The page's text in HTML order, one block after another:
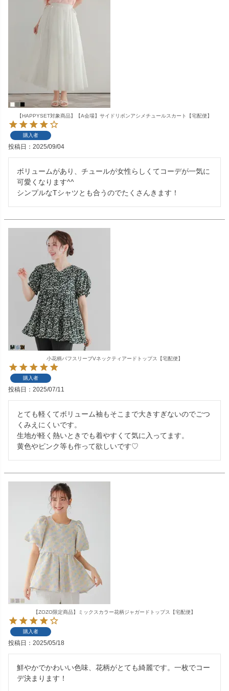
【HAPPYSET対象商品】【A会場】サイドリボンアシメチュールスカート【宅配便】
購入者
投稿日 2025/09/04
ボリュームがあり、チュールが女性らしくてコーデが一気に
可愛くなります^^
シンプルなTシャツとも合うのでたくさんきます！
小花柄パフスリーブVネックティアードトップス【宅配便】
購入者
投稿日 2025/07/11
とても軽くてボリューム袖もそこまで大きすぎないのでごつ
くみえにくいです。
生地が軽く熱いときでも着やすくて気に入ってます。
黄色やピンク等も作って欲しいです♡
【ZOZO限定商品】ミックスカラー花柄ジャガードトップス【宅配便】
購入者
投稿日 2025/05/18
鮮やかでかわいい色味、花柄がとても綺麗です。一枚でコー
デ決まります！